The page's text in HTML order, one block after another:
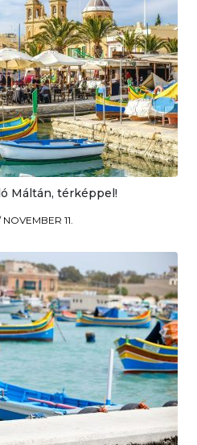
Máltán, térképpel!
NOVEMBER 11.